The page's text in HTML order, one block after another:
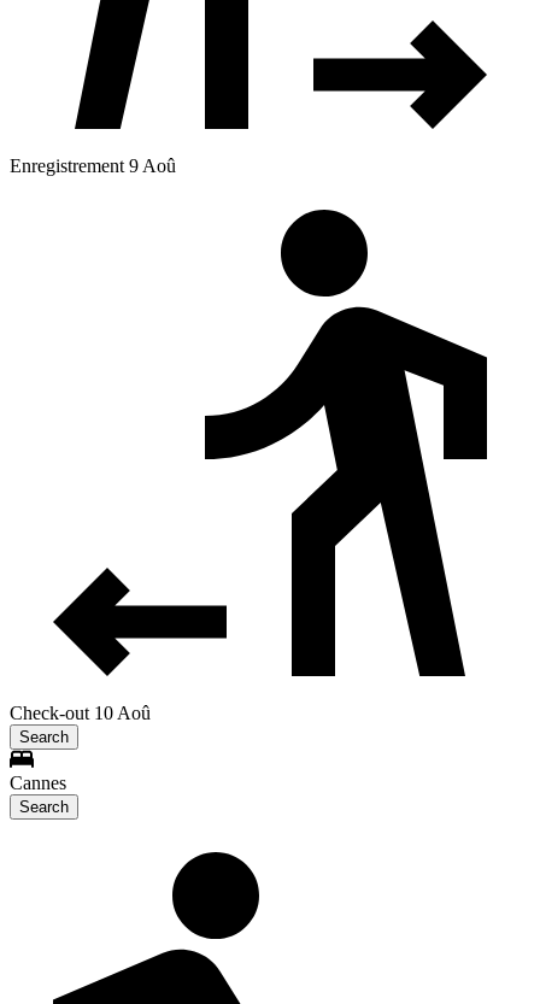
Enregistrement 9 Aoû
Check-out 10 Aoû
Search
Cannes
Search